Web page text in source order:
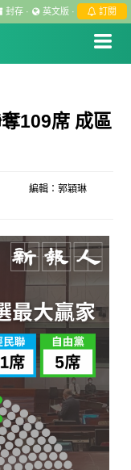
封存 · 英文版 · 訂閱
109席 成區
編輯：郭穎琳